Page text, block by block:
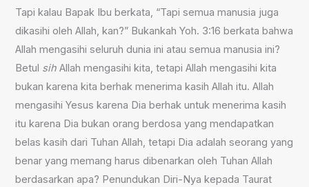
Tapi kalau Bapak Ibu berkata, “Tapi semua manusia juga
dikasihi oleh Allah, kan?” Bukankah Yoh. 3:16 berkata bahwa
Allah mengasihi seluruh dunia ini atau semua manusia ini?
Betul sih Allah mengasihi kita, tetapi Allah mengasihi kita
bukan karena kita berhak menerima kasih Allah itu. Allah
mengasihi Yesus karena Dia berhak untuk menerima kasih
itu karena Dia bukan orang berdosa yang mendapatkan
belas kasih dari Tuhan Allah, tetapi Dia adalah seorang yang
benar yang memang harus dibenarkan oleh Tuhan Allah
berdasarkan apa? Penundukan Diri-Nya kepada Taurat